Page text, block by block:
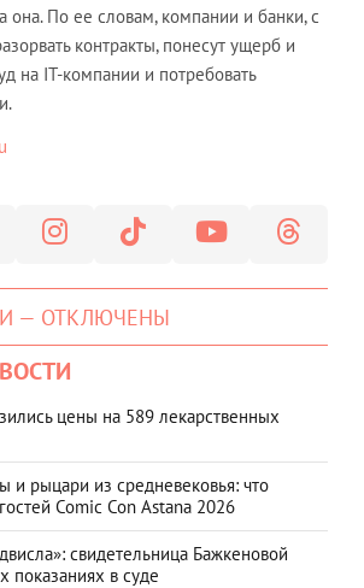
она. По ее словам, компании и банки, с
контракты, понесут ущерб и
на IT-компании и потребовать
— ОТКЛЮЧЕНЫ
цены на 589 лекарственных
и рыцари из средневековья: что
Comic Con Astana 2026
свидетельница Бажкеновой
показаниях в суде